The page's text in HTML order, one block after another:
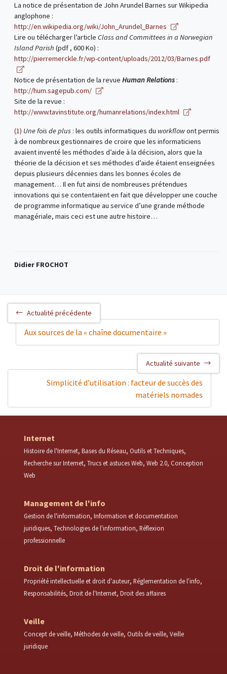
La notice de présentation de John Arundel Barnes sur Wikipedia
anglophone :
http://en.wikipedia.org/wiki/John_Arundel_Barnes
Lire ou télécharger l’article Class and Committees in a Norwegian
Island Parish (pdf , 600 Ko) :
http://pierremerckle.fr/wp-content/uploads/2012/03/Barnes.pdf
Notice de présentation de la revue Human Relations:
http://hum.sagepub.com/
Site de la revue :
http://www.tavinstitute.org/humanrelations/index.html
(1) Une fois de plus : les outils informatiques du workflowont permis
à de nombreux gestionnaires de croire que les informaticiens
avaient inventé les méthodes d’aide à la décision, alors que la
théorie de la décision et ses méthodes d’aide étaient enseignées
depuis plusieurs décennies dans les bonnes écoles de
management… Il en fut ainsi de nombreuses prétendues
innovations qui se contentaient en fait que développer une couche
de programme informatique au service d’une grande méthode
managériale, mais ceci est une autre histoire…
Didier FROCHOT
Actualité précédente
Aux sources de la « chaîne documentaire »
Actualité suivante
Simplicité d’utilisation : facteur de succès des
matériels nomades
Internet
Histoire de l'Internet Bases du Réseau Outils et Techniques
Recherche sur Internet Trucs et astuces Web Web 2.0 Conception
Web
Management de l'info
Gestion de l'information Information et documentation
juridiques Technologies de l'information Réflexion
professionnelle
Droit de l'information
Propriété intellectuelle et droit d'auteur Réglementation de l'info
Responsabilités Droit de l'Internet Droit des affaires
Veille
Concept de veille Méthodes de veille Outils de veille Veille
juridique